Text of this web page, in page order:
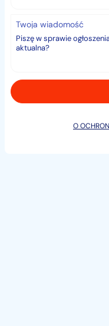
Twoja wiadomość
O